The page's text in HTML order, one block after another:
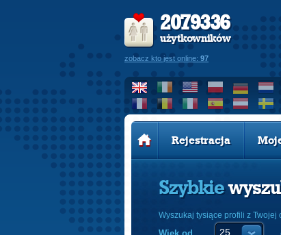
2079336
użytkowników
zobacz kto jest online: 97
Rejestracja
Szybkie
Wyszukaj tysiące profili z Twojej